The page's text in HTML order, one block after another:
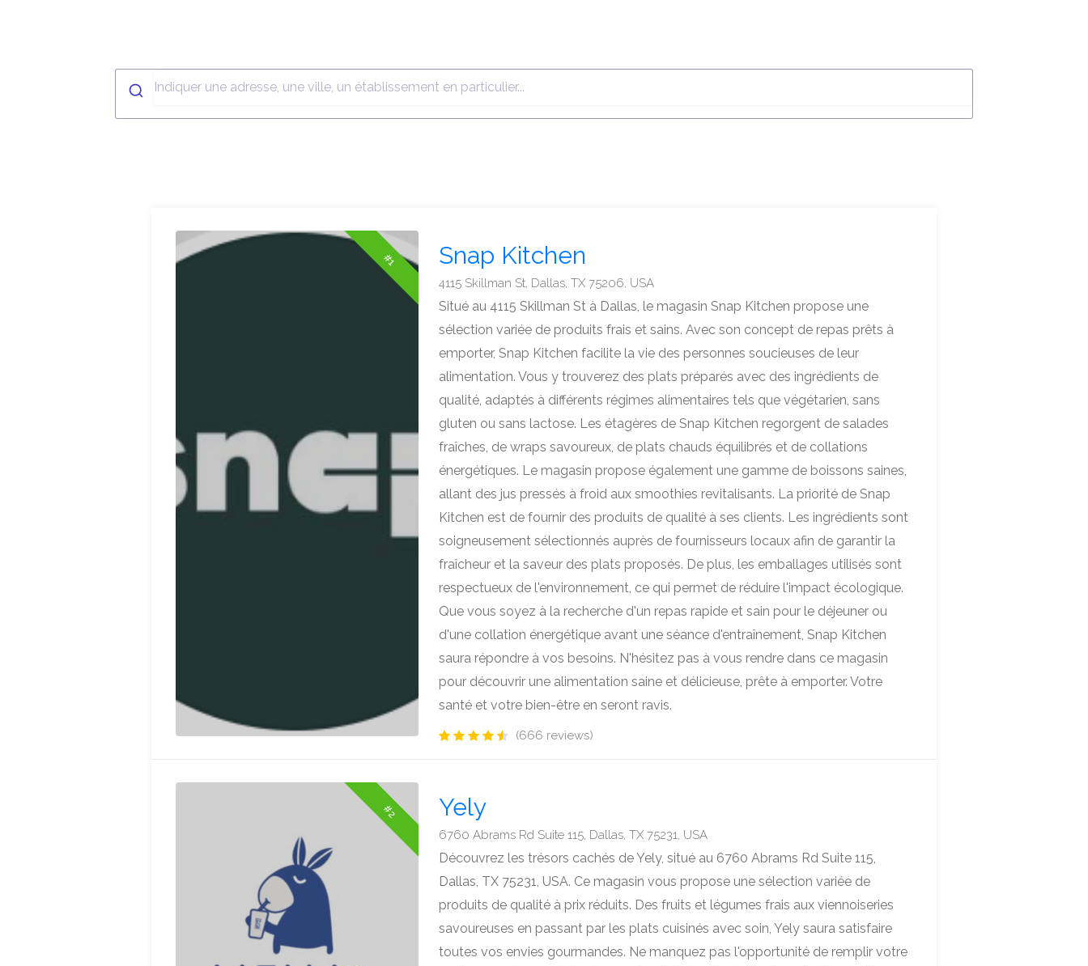
#1 Snap Kitchen
4115 Skillman St, Dallas, TX 75206, USA
Situé au 4115 Skillman St à Dallas, le magasin Snap Kitchen propose une
sélection variée de produits frais et sains. Avec son concept de repas prêts à
emporter, Snap Kitchen facilite la vie des personnes soucieuses de leur
alimentation. Vous y trouverez des plats préparés avec des ingrédients de
qualité, adaptés à différents régimes alimentaires tels que végétarien, sans
gluten ou sans lactose. Les étagères de Snap Kitchen regorgent de salades
fraîches, de wraps savoureux, de plats chauds équilibrés et de collations
énergétiques. Le magasin propose également une gamme de boissons saines,
allant des jus pressés à froid aux smoothies revitalisants. La priorité de Snap
Kitchen est de fournir des produits de qualité à ses clients. Les ingrédients sont
soigneusement sélectionnés auprès de fournisseurs locaux afin de garantir la
fraîcheur et la saveur des plats proposés. De plus, les emballages utilisés sont
respectueux de l'environnement, ce qui permet de réduire l'impact écologique.
Que vous soyez à la recherche d'un repas rapide et sain pour le déjeuner ou
d'une collation énergétique avant une séance d'entraînement, Snap Kitchen
saura répondre à vos besoins. N'hésitez pas à vous rendre dans ce magasin
pour découvrir une alimentation saine et délicieuse, prête à emporter. Votre
santé et votre bien-être en seront ravis.
(666 reviews)
#2 Yely
6760 Abrams Rd Suite 115, Dallas, TX 75231, USA
Découvrez les trésors cachés de Yely, situé au 6760 Abrams Rd Suite 115,
Dallas, TX 75231, USA. Ce magasin vous propose une sélection variée de
produits de qualité à prix réduits. Des fruits et légumes frais aux viennoiseries
savoureuses en passant par les plats cuisinés avec soin, Yely saura satisfaire
toutes vos envies gourmandes. Ne manquez pas l'opportunité de remplir votre